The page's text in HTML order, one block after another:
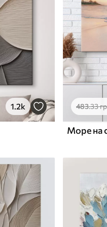
1.2k 483.33
Море на